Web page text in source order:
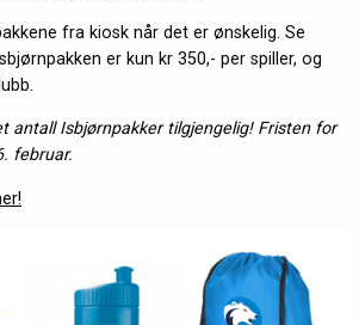
fra kiosk når det er ønskelig. Se
er kun kr 350,- per spiller, og
antall Isbjørnpakker tilgjengelig! Fristen for
februar.